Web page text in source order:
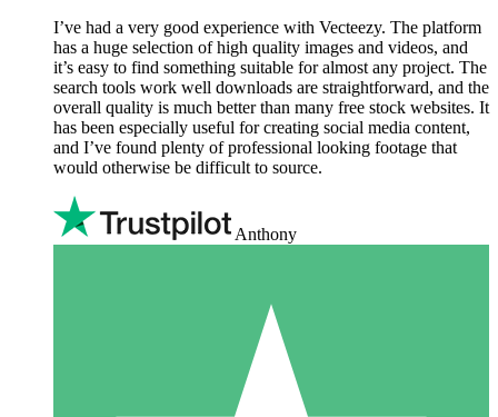
I’ve had a very good experience with Vecteezy. The platform
has a huge selection of high quality images and videos, and
it’s easy to find something suitable for almost any project. The
search tools work well downloads are straightforward, and the
overall quality is much better than many free stock websites. It
has been especially useful for creating social media content,
and I’ve found plenty of professional looking footage that
would otherwise be difficult to source.
Anthony